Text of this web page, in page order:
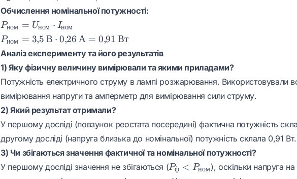
\cdot
0{,}21
\text{
А} =
0{,}525
\text{
Вт}
3{,}5
В}
\cdot
0{,}26
\text{
А} =
0{,}91
\text{
Вт}
Обчислення номінальної потужності:
P_{\text{ном}}
=
U_{\text{ном}}
\cdot
I_{\text{ном}}
Pном = Uном ⋅ Iном
P_{\text{ном}}
= 3{,}5 \text{
В} \cdot 0{,}26
\text{ А} =
0{,}91 \text{
Вт}
Pном = 3,5 В ⋅ 0,26 А = 0,91 Вт
Аналіз експерименту та його результатів
1) Яку фізичну величину вимірювали та якими приладами?
Потужність електричного струму в лампі розжарювання. Використовували
вимірювання напруги та амперметр для вимірювання сили струму.
2) Який результат отримали?
У першому досліді (повзунок реостата посередині) фактична потужність
другому досліді (напруга близька до номінальної) потужність склала 0,91 Вт.
3) Чи збігаються значення фактичної та номінальної потужності?
У першому досліді значення не збігаються (P_{\text{ф}} <
Pф < Pном), оскільки напруга